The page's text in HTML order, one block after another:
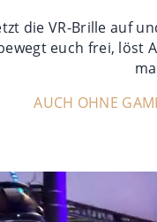
die VR-Brille auf
euch frei, löst
AUCH OHNE